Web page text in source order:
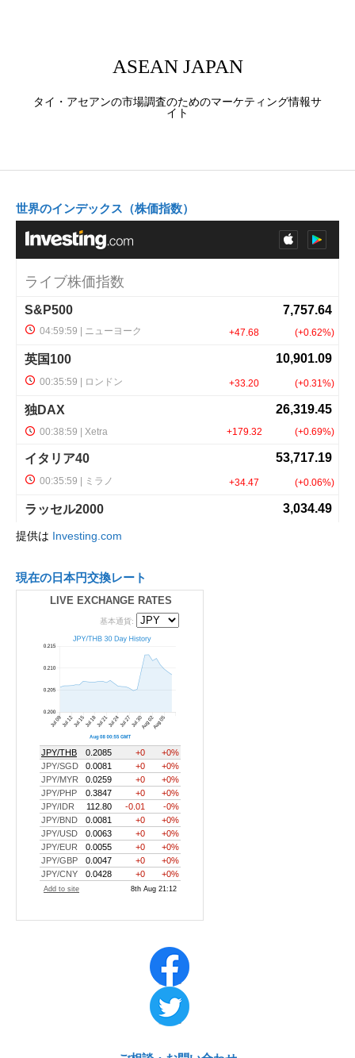
ASEAN JAPAN
タイ・アセアンの市場調査のためのマーケティング情報サ
イト
世界のインデックス（株価指数）
提供は Investing.com
現在の日本円交換レート
LIVE EXCHANGE RATES